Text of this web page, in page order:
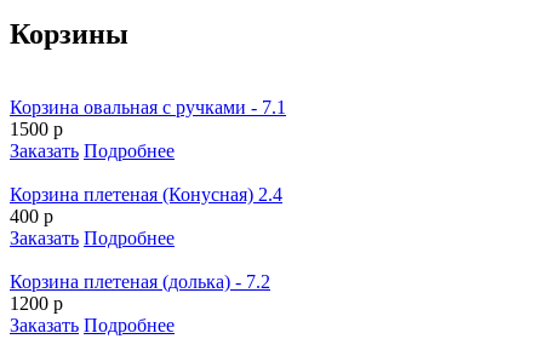
Корзины
Корзина овальная с ручками - 7.1
1500 р
Заказать Подробнее
Корзина плетеная (Конусная) 2.4
400 р
Заказать Подробнее
Корзина плетеная (долька) - 7.2
1200 р
Заказать Подробнее